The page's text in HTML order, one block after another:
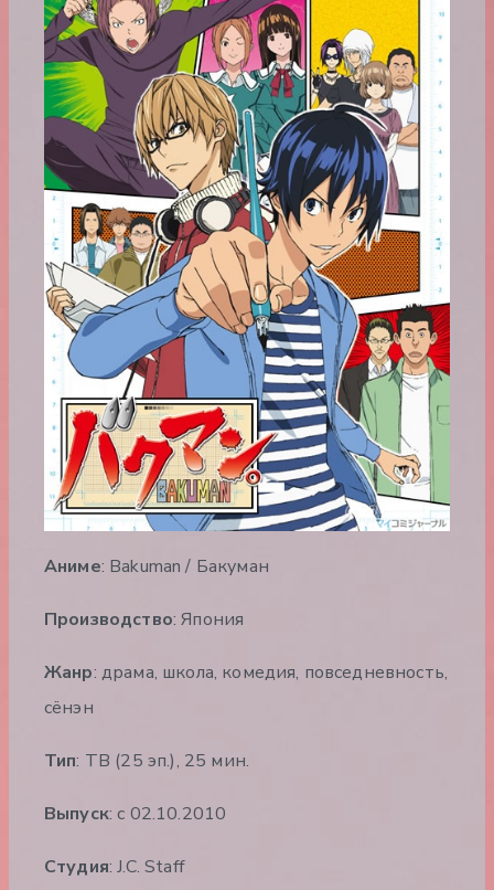
Аниме: Bakuman / Бакуман
Производство: Япония
Жанр: драма, школа, комедия, повседневность,
сёнэн
Тип: ТВ (25 эп.), 25 мин.
Выпуск: c 02.10.2010
Студия: J.C. Staff